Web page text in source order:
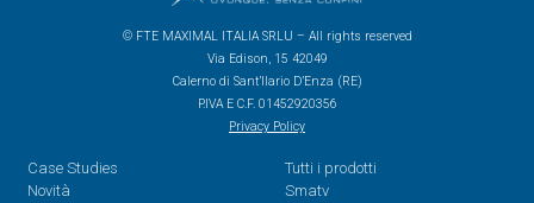
© FTE MAXIMAL ITALIA SRLU – All rights reserved
Via Edison, 15 42049
Calerno di Sant’Ilario D’Enza (RE)
P.IVA E C.F. 01452920356
Privacy Policy
Case Studies
Novità
Tutti i prodotti
Smatv